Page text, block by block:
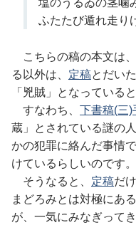
塩のうるゐの茎噛
ふたたび遁れ走り
こちらの稿の本文は
る以外は、 定稿とだい
「兇賊」となっている
すなわち、 下書稿(三)
蔵」とされている謎の
かの犯罪に絡んだ事情
けているらしいのです。
そうなると、 定稿だ
まどろみとは対極にあ
が、一気にみなぎって